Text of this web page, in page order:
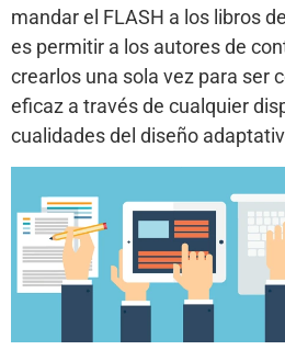
mandar el FLASH a los libros
es permitir a los autores de
crearlos una sola vez para ser
eficaz a través de cualquier
cualidades del diseño